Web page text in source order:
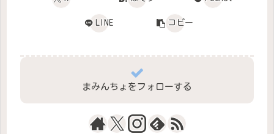
LINE コピー
まみんちょをフォローする